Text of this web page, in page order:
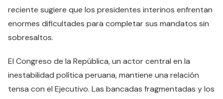
reciente sugiere que los presidentes interinos enfrentan
enormes dificultades para completar sus mandatos sin
sobresaltos.
El Congreso de la República, un actor central en la
inestabilidad política peruana, mantiene una relación
tensa con el Ejecutivo. Las bancadas fragmentadas y los